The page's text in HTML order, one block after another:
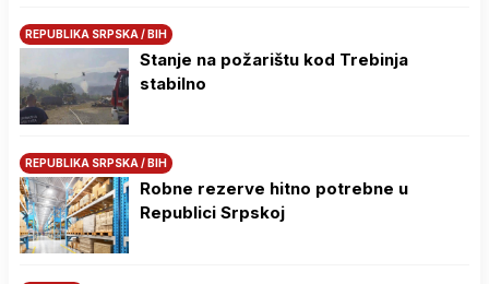
REPUBLIKA SRPSKA / BIH
Stanje na požarištu kod Trebinja
stabilno
REPUBLIKA SRPSKA / BIH
Robne rezerve hitno potrebne u
Republici Srpskoj